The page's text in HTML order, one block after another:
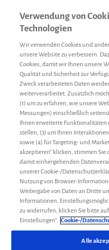
Universitätsklinikum
NAME
Universitätsklinikum
Rostock
Kinder- u.
Jugendklinik,
Onkologisch-
hämatologische
Fachambulanz
Verwendung von
Technologien
Wir verwenden Cookies und
unsere Website zu verbessern.
Cookies, damit wir Ihnen unsere
Qualität und Sicherheit zur
Zweck verarbeiteten Daten
weiterverarbeitet. Zusätzlich
(1) um zu erfahren, wie unsere
Messungen) einschließlich
Ihnen erweiterte Funktionalitäten
stellen, (3) um Ihnen
sowie (4) für Targeting- und
akzeptieren" klicken, stimmen Sie
damit einhergehenden
unserer Cookie-/
Nutzung von Browser-
Weitergabe von Daten an Dritte
Informationen,
zu widerrufen, klicken Sie bitte
Einstellungen". Cookie-/
Alle